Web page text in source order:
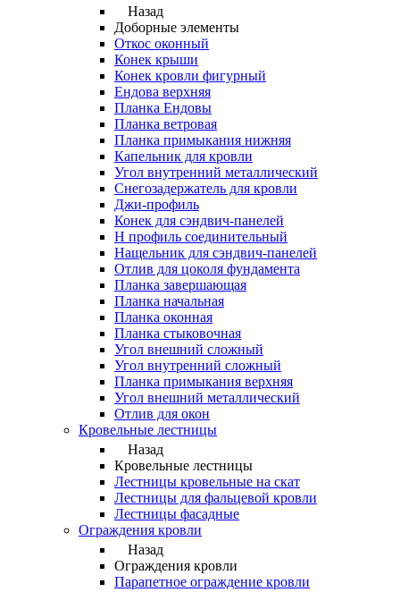
Назад
Доборные элементы
Откос оконный
Конек крыши
Конек кровли фигурный
Ендова верхняя
Планка Ендовы
Планка ветровая
Планка примыкания нижняя
Капельник для кровли
Угол внутренний металлический
Снегозадержатель для кровли
Джи-профиль
Конек для сэндвич-панелей
Н профиль соединительный
Нащельник для сэндвич-панелей
Отлив для цоколя фундамента
Планка завершающая
Планка начальная
Планка оконная
Планка стыковочная
Угол внешний сложный
Угол внутренний сложный
Планка примыкания верхняя
Угол внешний металлический
Отлив для окон
Кровельные лестницы
Назад
Кровельные лестницы
Лестницы кровельные на скат
Лестницы для фальцевой кровли
Лестницы фасадные
Ограждения кровли
Назад
Ограждения кровли
Парапетное ограждение кровли